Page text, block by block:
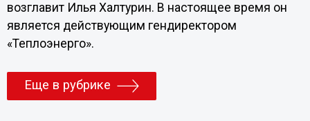
возглавит Илья Халтурин. В настоящее время он
является действующим гендиректором
«Теплоэнерго».
Еще в рубрике